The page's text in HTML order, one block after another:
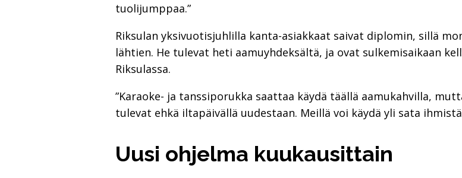
tuolijumppaa.”
Riksulan yksivuotisjuhlilla kanta-asiakkaat saivat diplomin, sillä
lähtien. He tulevat heti aamuyhdeksältä, ja ovat sulkemisaikaan
Riksulassa.
”Karaoke- ja tanssiporukka saattaa käydä täällä aamukahvilla,
tulevat ehkä iltapäivällä uudestaan. Meillä voi käydä yli sata
Uusi ohjelma kuukausittain